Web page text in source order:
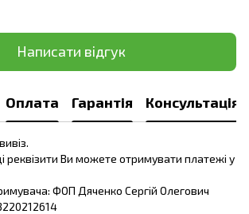
Написати відгук
Оплата Гарантія Консультація
реквізити Ви можете отримувати платежі у
ФОП Дяченко Сергій Олегович